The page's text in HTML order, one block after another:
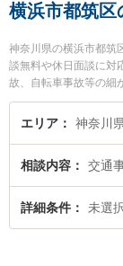
横浜市都筑区
神奈川県の横浜市都筑
談無料や休日面談に対
故、自転車事故等の細
港北法律事務所の黒田
筑港北ニュータウン
決の実績豊富な近く
相談できる横浜市都筑
さんにおすすめです。
エリア 神奈川
相談内容 交通
詳細条件 未選